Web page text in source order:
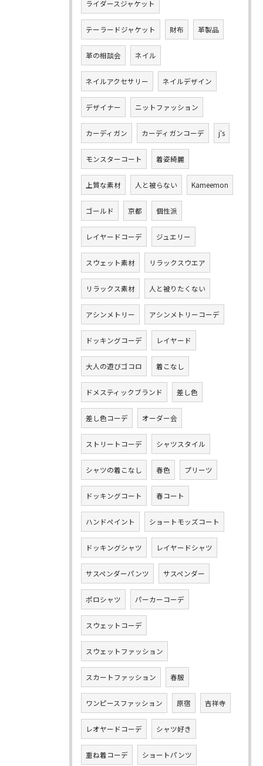
ライダースジャケット
テーラードジャケット 財布 革製品
革の相談会 ネイル
ネイルアクセサリー ネイルデザイン
デザイナー ニットファッション
カーディガン カーディガンコーデ j‘s
モンスターコート 着姿綺麗
上質な素材 人と被らない Kameemon
ゴールド 京都 個性派
レイヤードコーデ ジュエリー
スウェット素材 リラックスウエア
リラックス素材 人と被りたくない
アシンメトリー アシンメトリーコーデ
ドッキングコーデ レイヤード
大人の遊びゴコロ 着こなし
ドメスティックブランド 差し色
差し色コーデ オーダー会
ストリートコーデ シャツスタイル
シャツの着こなし 春色 プリーツ
ドッキングコート 春コート
ハンドペイント ショートモッズコート
ドッキングシャツ レイヤードシャツ
サスペンダーパンツ サスペンダー
ポロシャツ パーカーコーデ
スウェットコーデ
スウェットファッション
スカートファッション 春服
ワンピースファッション 原宿 吉祥寺
レオヤードコーデ シャツ好き
重ね着コーデ ショートパンツ